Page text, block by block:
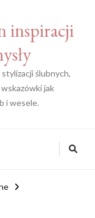
inspiracji
ślubnych,
jak
i wesele.